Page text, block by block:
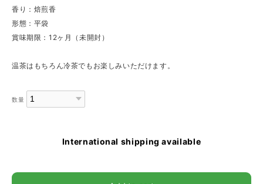
香り：焙煎香
形態：平袋
賞味期限：12ヶ月（未開封）
温茶はもちろん冷茶でもお楽しみいただけます。
数量
International shipping available